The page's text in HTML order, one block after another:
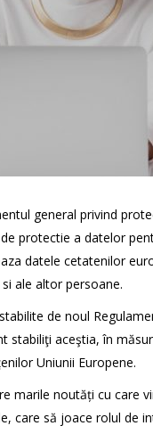
general privind
protectie a datelor
datele cetatenilor
ale altor persoane.
de noul
stabiliţi aceştia, în
Uniunii Europene.
marile noutăți cu care
care să joace rolul de